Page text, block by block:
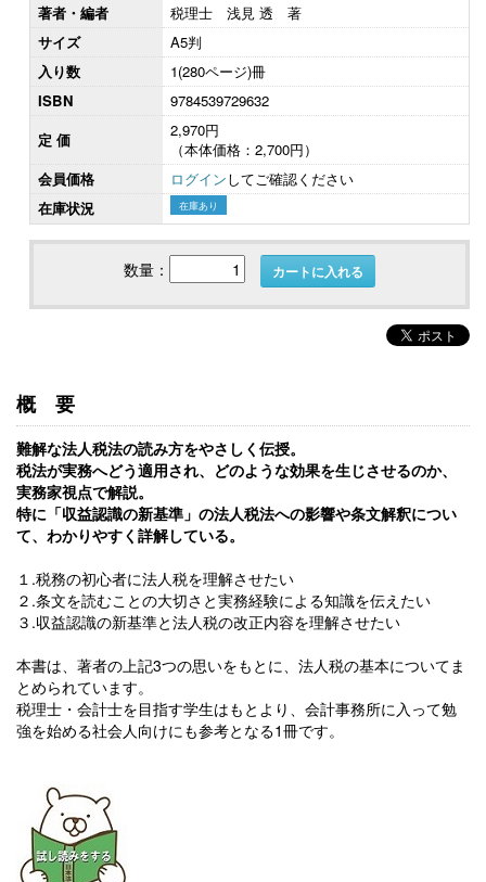
著者・編者
税理士 浅見 透 著
サイズ
A5判
入り数
1(280ページ)冊
ISBN
9784539729632
定 価
2,970円
（本体価格：2,700円）
会員価格
ログインしてご確認ください
在庫状況
在庫あり
数量： カートに入れる
概要
難解な法人税法の読み方をやさしく伝授。
税法が実務へどう適用され、どのような効果を生じさせるのか、
実務家視点で解説。
特に「収益認識の新基準」の法人税法への影響や条文解釈につい
て、わかりやすく詳解している。
１.税務の初心者に法人税を理解させたい
２.条文を読むことの大切さと実務経験による知識を伝えたい
３.収益認識の新基準と法人税の改正内容を理解させたい
本書は、著者の上記3つの思いをもとに、法人税の基本についてま
とめられています。
税理士・会計士を目指す学生はもとより、会計事務所に入って勉
強を始める社会人向けにも参考となる1冊です。